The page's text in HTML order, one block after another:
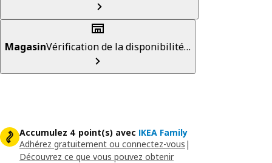
MagasinVérification de la disponibilité…
Accumulez 4 point(s) avec IKEA Family
Adhérez gratuitement ou connectez-vous |
Découvrez ce que vous pouvez obtenir